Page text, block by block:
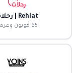
Rehlat | رحلات
65 كوبون وعرض